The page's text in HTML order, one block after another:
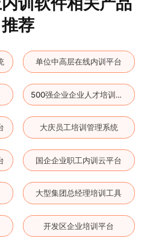
推荐
单位中高层在线内训平台
500强企业企业人才培训工具
大庆员工培训管理系统
国企企业职工内训云平台
大型集团总经理培训工具
开发区企业培训平台